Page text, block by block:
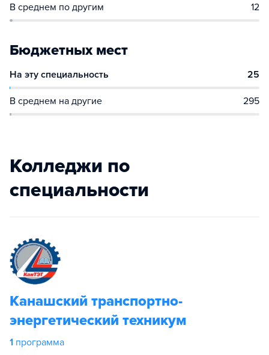
В среднем по другим 12
Бюджетных мест
На эту специальность 25
В среднем на другие 295
Колледжи по
специальности
Канашский транспортно-
энергетический техникум
1 программа